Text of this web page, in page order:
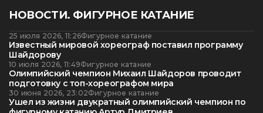
НОВОСТИ. ФИГУРНОЕ КАТАНИЕ
25 июля 2026, 11:26Фигурное катание
Известный мировой хореограф поставил программу
Шайдорову
10 июля 2026, 11:49Фигурное катание
Олимпийский чемпион Михаил Шайдоров проводит
подготовку с топ-хореографом мира
30 июня 2026, 23:02Фигурное катание
Ушел из жизни двукратный олимпийский чемпион по